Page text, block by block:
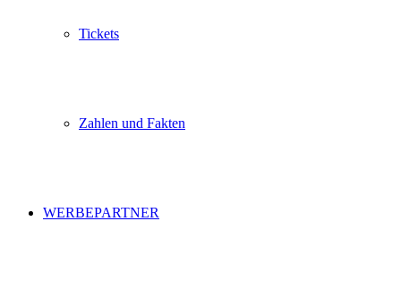
Tickets
Zahlen und Fakten
WERBEPARTNER